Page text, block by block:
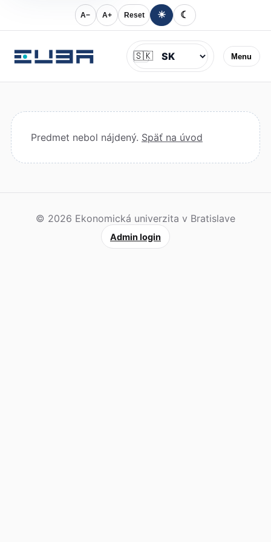
A− A+ Reset ☀ ☾
Menu
Jazyk
🇸🇰
Predmet nebol nájdený. Späť na úvod
© 2026 Ekonomická univerzita v Bratislave
Admin login